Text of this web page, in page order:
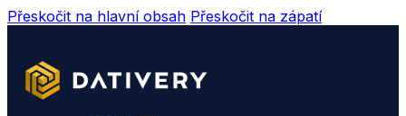
Přeskočit na hlavní obsah Přeskočit na zápatí